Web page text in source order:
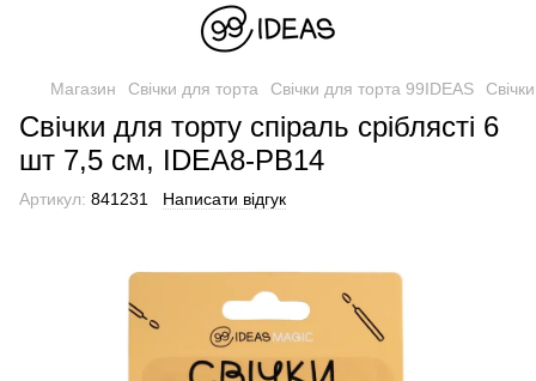
Магазин Свічки для торта Свічки для торта 99IDEAS
Свічки для торту спіраль сріблясті 6
шт 7,5 см, IDEA8-PB14
Артикул: 841231 Написати відгук